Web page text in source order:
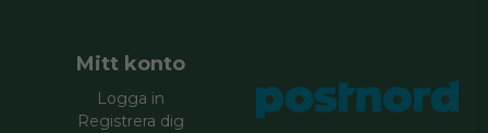
Mitt konto
Logga in
Registrera dig